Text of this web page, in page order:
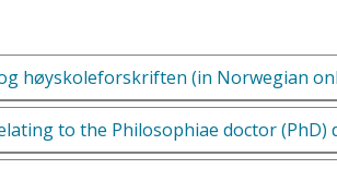
høyskoleforskriften (in Norwegian
to the Philosophiae doctor